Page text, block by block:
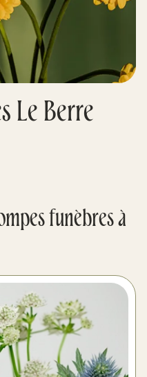
Le Berre
funèbres à